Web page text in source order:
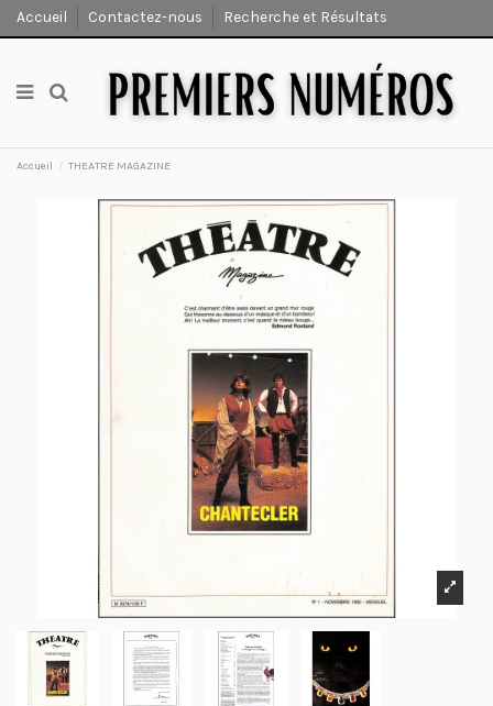
Accueil Contactez-nous Recherche et Résultats
Accueil THEATRE MAGAZINE